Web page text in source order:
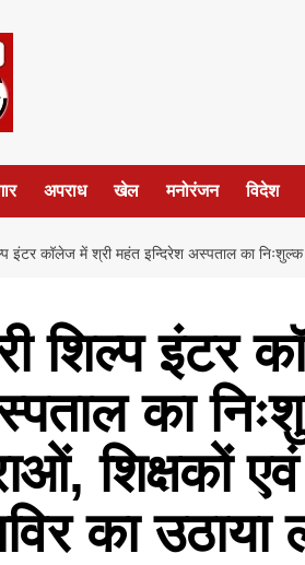
अपराध खेल मनोरंजन विदेश
इंटर कॉलेज में श्री महंत इन्दिरेश अस्पताल का निःशुल्क
शिल्प इंटर
का
शिक्षकों
का उठाया